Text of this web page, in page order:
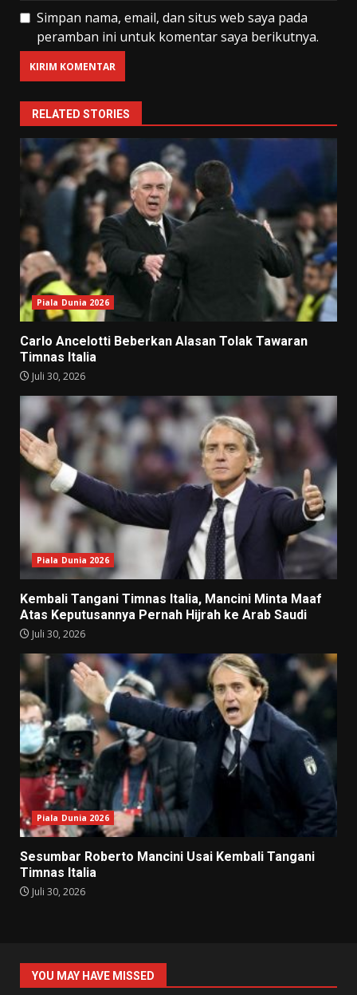
Simpan nama, email, dan situs web saya pada
peramban ini untuk komentar saya berikutnya.
RELATED STORIES
Piala Dunia 2026
Carlo Ancelotti Beberkan Alasan Tolak Tawaran
Timnas Italia
Juli 30, 2026
Piala Dunia 2026
Kembali Tangani Timnas Italia, Mancini Minta Maaf
Atas Keputusannya Pernah Hijrah ke Arab Saudi
Juli 30, 2026
Piala Dunia 2026
Sesumbar Roberto Mancini Usai Kembali Tangani
Timnas Italia
Juli 30, 2026
YOU MAY HAVE MISSED